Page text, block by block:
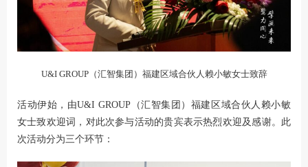
U&I GROUP（汇智集团）福建区域合伙人赖小敏女士致辞
活动伊始，由U&I GROUP（汇智集团）福建区域合伙人赖小敏
女士致欢迎词，对此次参与活动的贵宾表示热烈欢迎及感谢。此
次活动分为三个环节：